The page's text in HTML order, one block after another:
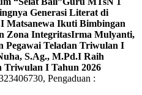
Generasi Literat di
Matsanewa Ikuti Bimbingan
Zona IntegritasIrma Mulyanti,
Pegawai Teladan Triwulan I
S.Ag., M.Pd.I Raih
Triwulan I Tahun 2026
Pengaduan :